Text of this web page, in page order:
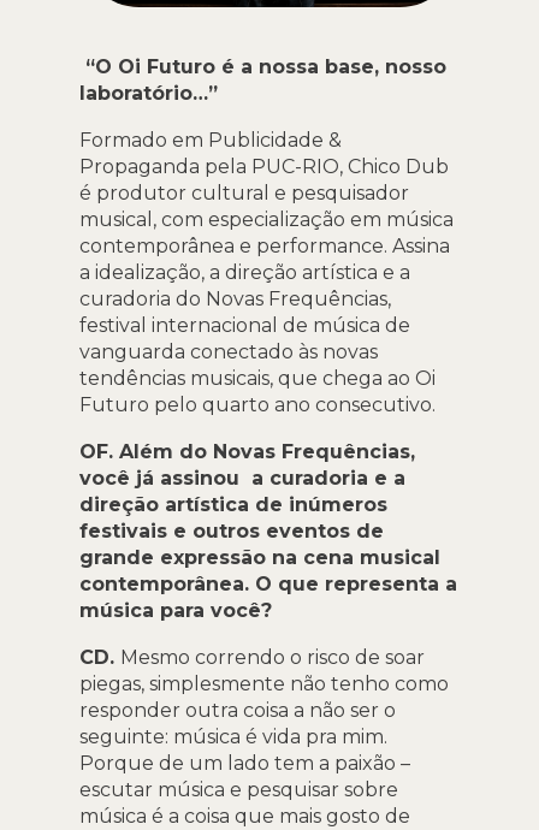
“O Oi Futuro é a nossa base, nosso
laboratório…”
Formado em Publicidade &
Propaganda pela PUC-RIO, Chico Dub
é produtor cultural e pesquisador
musical, com especialização em música
contemporânea e performance. Assina
a idealização, a direção artística e a
curadoria do Novas Frequências,
festival internacional de música de
vanguarda conectado às novas
tendências musicais, que chega ao Oi
Futuro pelo quarto ano consecutivo.
OF. Além do Novas Frequências,
você já assinou a curadoria e a
direção artística de inúmeros
festivais e outros eventos de
grande expressão na cena musical
contemporânea. O que representa a
música para você?
CD. Mesmo correndo o risco de soar
piegas, simplesmente não tenho como
responder outra coisa a não ser o
seguinte: música é vida pra mim.
Porque de um lado tem a paixão –
escutar música e pesquisar sobre
música é a coisa que mais gosto de